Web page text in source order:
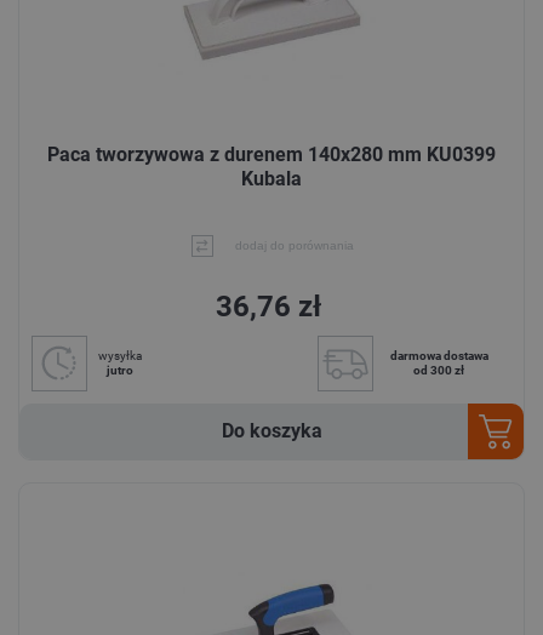
Paca tworzywowa z durenem 140x280 mm KU0399
Kubala
dodaj do porównania
36,76 zł
wysyłka
jutro
darmowa dostawa
od 300 zł
Do koszyka